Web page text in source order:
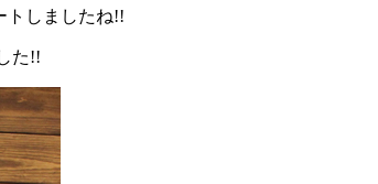
トしましたね!!
た!!